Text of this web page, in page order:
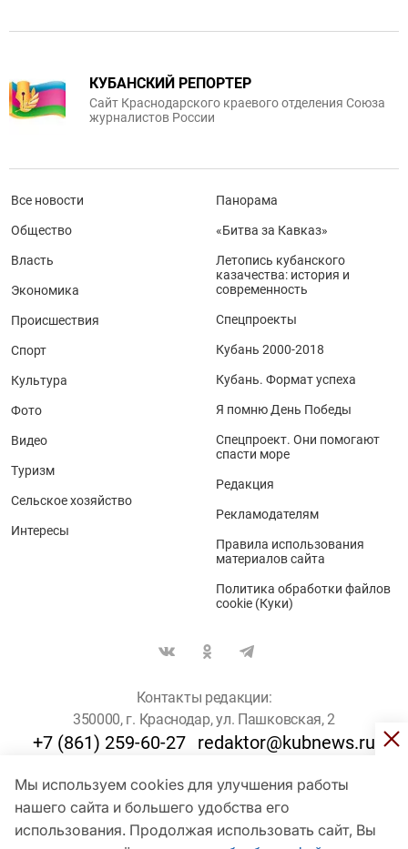
Мы используем cookies для улучшения работы
нашего сайта и большего удобства его
использования. Продолжая использовать сайт, Вы
КУБАНСКИЙ РЕПОРТЕР
Сайт Краснодарского краевого отделения Союза
журналистов России
Все новости
Общество
Власть
Экономика
Происшествия
Спорт
Культура
Фото
Видео
Туризм
Сельское хозяйство
Интересы
Панорама
«Битва за Кавказ»
Летопись кубанского
казачества: история и
современность
Спецпроекты
Кубань 2000-2018
Кубань. Формат успеха
Я помню День Победы
Спецпроект. Они помогают
спасти море
Редакция
Рекламодателям
Правила использования
материалов сайта
Политика обработки файлов
cookie (Куки)
Контакты редакции:
350000, г. Краснодар, ул. Пашковская, 2
+7 (861) 259-60-27 redaktor@kubnews.ru
Для пользователей старше 16 лет
© Кубанские Новости, 2017